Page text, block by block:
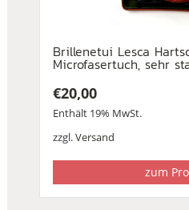
Brillenetui Lesca
Microfasertuch, sehr
€20,00
Enthält 19% MwSt.
zzgl.Versand
zum